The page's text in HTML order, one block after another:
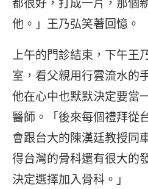
他。」王乃弘笑著回憶。
上午的門診結束，下午王
室，看父親用行雲流水的
他在心中也默默決定要當
醫師。「後來每個禮拜從
會跟台大的陳漢廷教授同
得台灣的骨科還有很大的
決定選擇加入骨科。」